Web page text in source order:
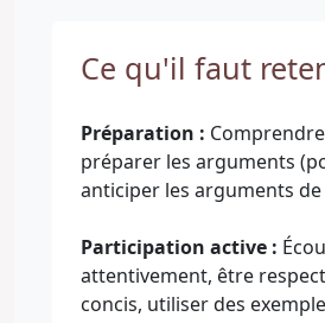
Ce qu'il faut
Préparation :
préparer les arguments
anticiper les arguments
Participation active :
attentivement, être
concis, utiliser des